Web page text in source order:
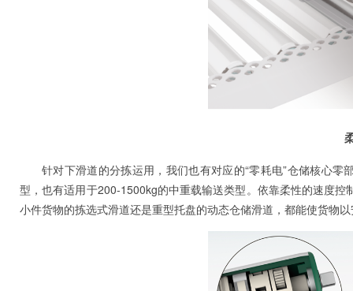
针对下滑道的分拣运用，我们也有对应的“零耗电”仓储核心零
型，也有适用于200-1500kg的中重载输送类型。依靠柔性的速度
小件货物的拣选式滑道还是重型托盘的动态仓储滑道，都能使货物